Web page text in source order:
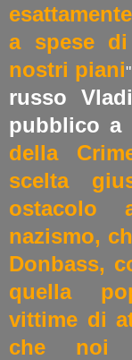
a spese
nostri piani
russo
pubblico a
della
scelta
ostacolo
nazismo,
Donbass,
quella
vittime di
che noi